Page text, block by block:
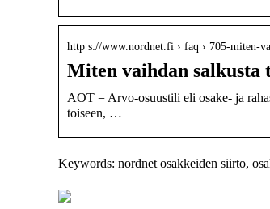
http s://www.nordnet.fi › faq › 705-miten-
Miten vaihdan salkusta
AOT = Arvo-osuustili eli osake- ja
toiseen, …
Keywords: nordnet osakkeiden siirto,